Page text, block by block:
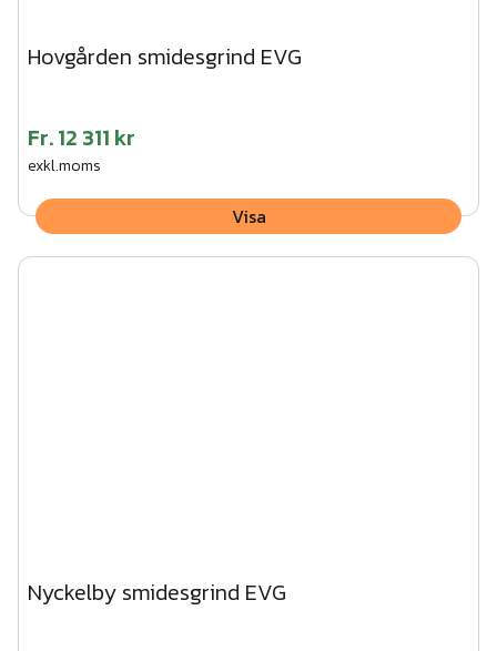
Hovgården smidesgrind EVG
Fr.12 311 kr
exkl.moms
Visa
Nyckelby smidesgrind EVG